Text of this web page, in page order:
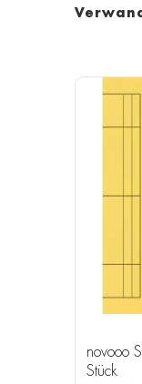
novooo
Stück